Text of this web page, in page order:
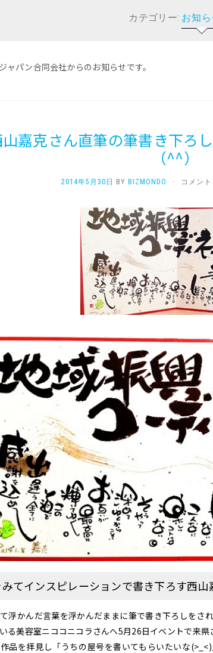
カテゴリー: お知
ャパン合同会社からのお知らせです。
山嘉克さん直筆の筆書き下ろ
（^^）
2014年5月30日 BY BIZMONDO ·
西
嘉
克
さ
筆
の
書
下
ろ
し！
屋
号
が
い
て
ま
コメン
みてインスピレーションで書き下ろす西山
浮かんだ言葉を浮かんだままに筆で書き下ろしをさ
る美容室ニココニコラさんへ5月26日イベントで来県
品を拝見し「うちの屋号を書いてもらいたいな